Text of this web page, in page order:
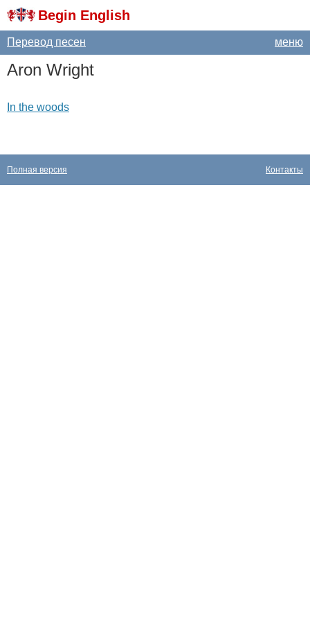
Begin English
меню
Перевод песен
Aron Wright
In the woods
Контакты
Полная версия